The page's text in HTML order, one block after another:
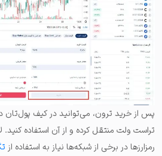
پس از خرید ترون، می‌توانید در کیف پول‌تان
تراست ولت منتقل کرده و از آن استفاده کنید.
رمزارزها در برخی از شبکه‌ها نیاز به استفاده از